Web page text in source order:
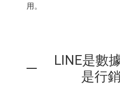
用。
LINE是數
是行